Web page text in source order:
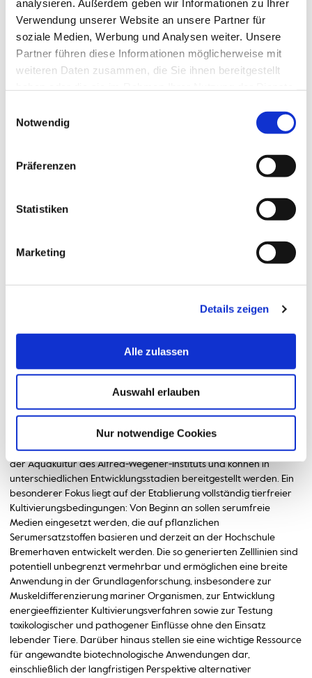
analysieren. Außerdem geben wir Informationen zu Ihrer
Verwendung unserer Website an unsere Partner für
soziale Medien, Werbung und Analysen weiter. Unsere
Partner führen diese Informationen möglicherweise mit
weiteren Daten zusammen, die Sie ihnen bereitgestellt
Notwendig
Präferenzen
Statistiken
Marketing
Details zeigen
Alle zulassen
Auswahl erlauben
Nur notwendige Cookies
© Hochschule Bremerhaven
Kälberserum unabhängige kontinuierliche
innovative biotechnologische Ansätze gesucht, um eine
Überfischung einerseits und den Einsatz von Versuchstieren
andererseits zu reduzieren. Ein vielversprechender Ansatz ist die
Etablierung kontinuierlicher, teilungs- und differenzierungsfähiger
Zelllinien aus marinen Lebewesen. Solche Zelllinien werden bislang
öffentlich zugänglich gemacht. Daher besteht ein erheblicher
Bedarf an frei verfügbaren marinen Zelllinien für Forschung und
Entwicklung. Ziel des vorliegenden Projekts ist die Herstellung
kommerziell verfügbarer, kontinuierlicher Muskel-Zelllinien aus
verschiedenen marinen Organismen, darunter Speisefische,
Krabben und Garnelen. Die Ausgangsorganismen stammen aus
der Aquakultur des Alfred-Wegener-Instituts und können in
unterschiedlichen Entwicklungsstadien bereitgestellt werden. Ein
besonderer Fokus liegt auf der Etablierung vollständig tierfreier
Kultivierungsbedingungen: Von Beginn an sollen serumfreie
Medien eingesetzt werden, die auf pflanzlichen
Serumersatzstoffen basieren und derzeit an der Hochschule
Bremerhaven entwickelt werden. Die so generierten Zelllinien sind
potentiell unbegrenzt vermehrbar und ermöglichen eine breite
Anwendung in der Grundlagenforschung, insbesondere zur
Muskeldifferenzierung mariner Organismen, zur Entwicklung
energieeffizienter Kultivierungsverfahren sowie zur Testung
toxikologischer und pathogener Einflüsse ohne den Einsatz
lebender Tiere. Darüber hinaus stellen sie eine wichtige Ressource
für angewandte biotechnologische Anwendungen dar,
einschließlich der langfristigen Perspektive alternativer